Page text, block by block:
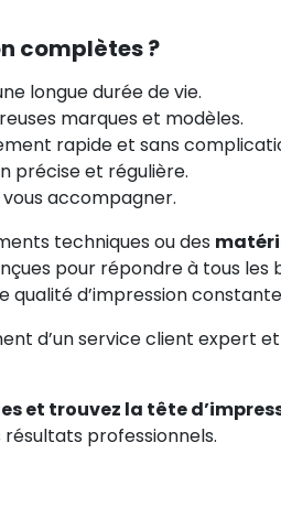
complètes ?
longue durée de vie.
marques et modèles.
rapide et sans
précise et régulière.
accompagner.
techniques ou des
pour répondre à tous
d’impression
d’un service client expert
et trouvez la tête
résultats professionnels.